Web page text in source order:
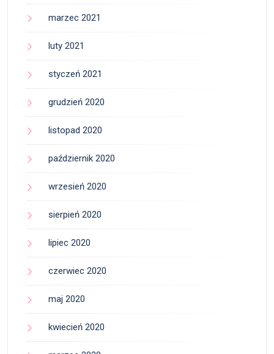
marzec 2021
luty 2021
styczeń 2021
grudzień 2020
listopad 2020
październik 2020
wrzesień 2020
sierpień 2020
lipiec 2020
czerwiec 2020
maj 2020
kwiecień 2020